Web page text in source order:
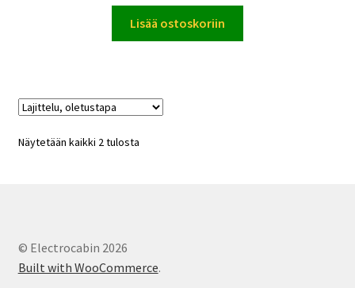
Lisää ostoskoriin
Näytetään kaikki 2 tulosta
© Electrocabin 2026
Built with WooCommerce.